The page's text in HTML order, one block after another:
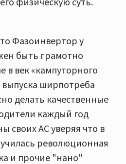
Фазоинвертор у
быть грамотно
в век «кампуторного
ширпотреба
делать качественные
каждый год
своих АС уверяя что в
революционная
и прочие "нано"